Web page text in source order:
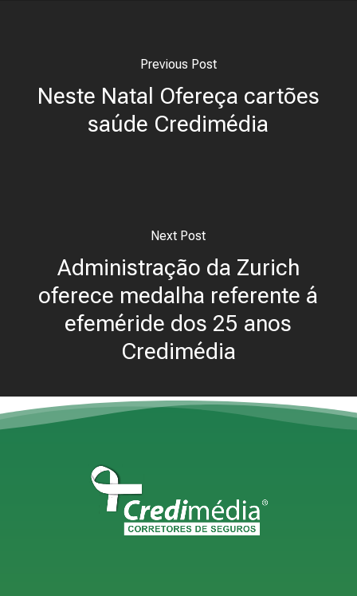
Previous Post
Neste Natal Ofereça cartões
saúde Credimédia
Next Post
Administração da Zurich
oferece medalha referente á
efeméride dos 25 anos
Credimédia